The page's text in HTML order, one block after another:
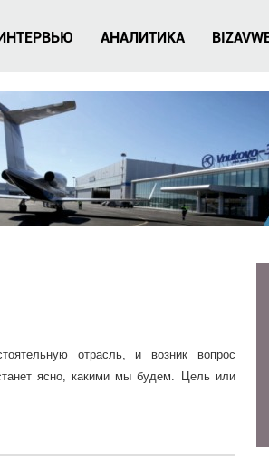
АНАЛИТИКА
отрасль, и возник вопрос
ясно, какими мы будем. Цель или